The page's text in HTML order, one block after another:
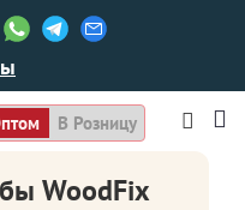
В Розницу
WoodFix